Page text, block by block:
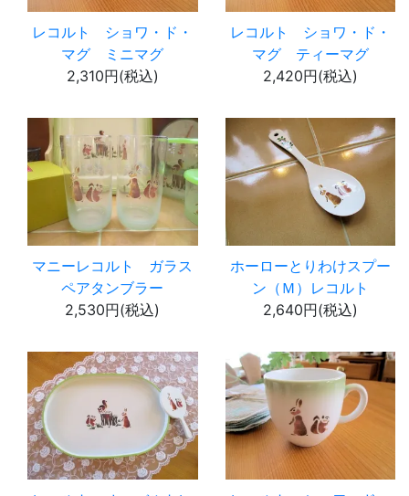
レコルト ショワ・ド・
マグ ミニマグ
2,310円(税込)
レコルト ショワ・ド・
マグ ティーマグ
2,420円(税込)
マニーレコルト ガラス
ペアタンブラー
2,530円(税込)
ホーローとりわけスプー
ン（Ｍ）レコルト
2,640円(税込)